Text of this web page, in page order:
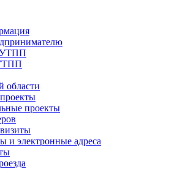
области
проекты
и электронные адреса